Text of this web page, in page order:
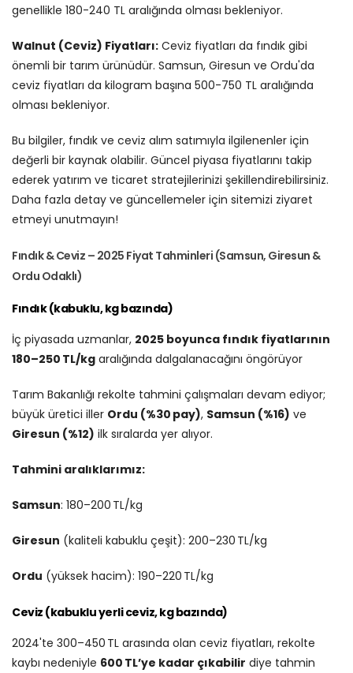
genellikle 180-240 TL aralığında olması bekleniyor.
Walnut (Ceviz) Fiyatları: Ceviz fiyatları da fındık gibi
önemli bir tarım ürünüdür. Samsun, Giresun ve Ordu'da
ceviz fiyatları da kilogram başına 500-750 TL aralığında
olması bekleniyor.
Bu bilgiler, fındık ve ceviz alım satımıyla ilgilenenler için
değerli bir kaynak olabilir. Güncel piyasa fiyatlarını takip
ederek yatırım ve ticaret stratejilerinizi şekillendirebilirsiniz.
Daha fazla detay ve güncellemeler için sitemizi ziyaret
etmeyi unutmayın!
Fındık & Ceviz – 2025 Fiyat Tahminleri (Samsun, Giresun &
Ordu Odaklı)
Fındık (kabuklu, kg bazında)
İç piyasada uzmanlar, 2025 boyunca fındık fiyatlarının
180–250 TL/kg aralığında dalgalanacağını öngörüyor
Tarım Bakanlığı rekolte tahmini çalışmaları devam ediyor;
büyük üretici iller Ordu (%30 pay), Samsun (%16) ve
Giresun (%12) ilk sıralarda yer alıyor.
Tahmini aralıklarımız:
Samsun: 180–200 TL/kg
Giresun (kaliteli kabuklu çeşit): 200–230 TL/kg
Ordu (yüksek hacim): 190–220 TL/kg
Ceviz (kabuklu yerli ceviz, kg bazında)
2024'te 300–450 TL arasında olan ceviz fiyatları, rekolte
kaybı nedeniyle 600 TL’ye kadar çıkabilir diye tahmin